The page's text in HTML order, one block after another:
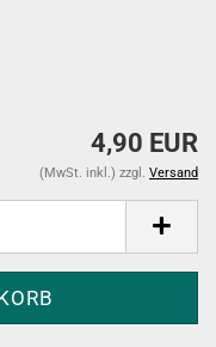
4,90 EUR
(MwSt. inkl.) zzgl. Versand